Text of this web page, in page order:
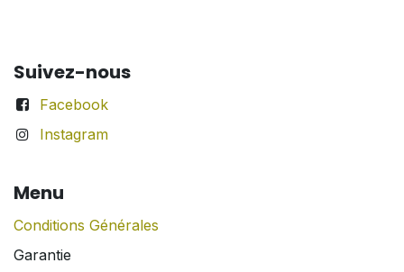
Suivez-nous
Facebook
Instagram
Menu
Conditions Générales
Garantie